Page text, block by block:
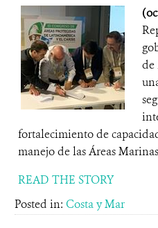
de
fortalecimiento de
manejo de las Áreas
READ THE STORY
Posted in: Costa y Mar